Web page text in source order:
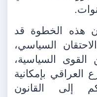
هذه الخطوة قد
السياسي،
القوى السياسية،
العراقي بإمكانية
إلى القانون